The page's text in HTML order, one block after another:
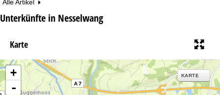
Alle Artikel
Unterkünfte in Nesselwang
Karte
+
-
KARTE